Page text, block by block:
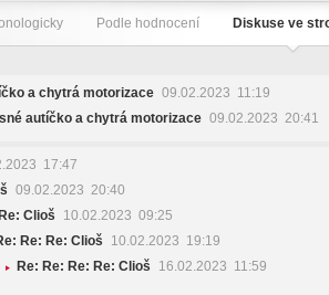
Podle hodnocení Diskuse ve
a chytrá motorizace 09.02.2023 11:19
autíčko a chytrá motorizace 09.02.2023 20:41
17:47
09.02.2023 20:40
Clioš
10.02.2023 09:25
Re: Re: Clioš
10.02.2023 19:19
Re: Re: Re: Re: Clioš
16.02.2023 11:59